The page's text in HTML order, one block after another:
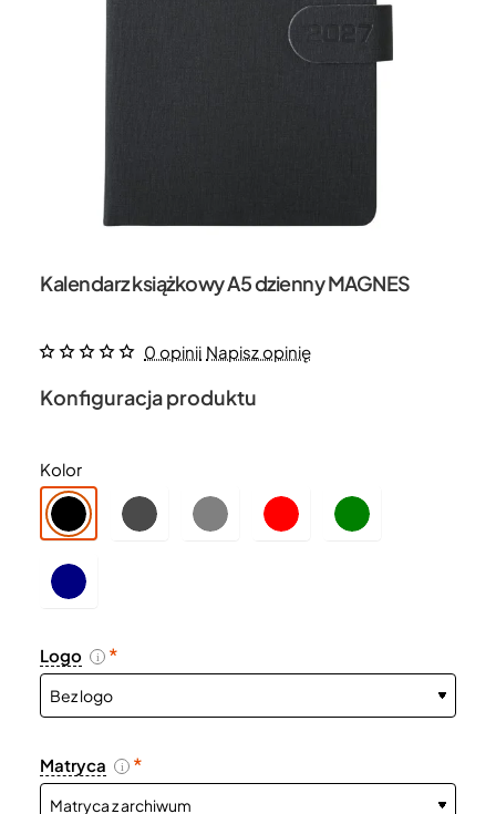
Kalendarz książkowy A5 dzienny MAGNES
0 opinii Napisz opinię
Konfiguracja produktu
Kolor
Logo i
Matryca i